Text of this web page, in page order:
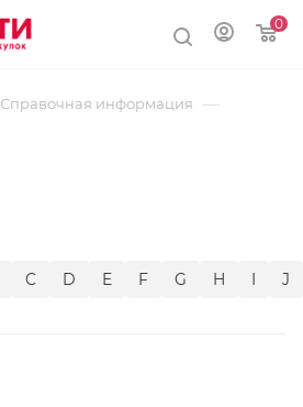
0
Справочная информация —
C D E F G H I J